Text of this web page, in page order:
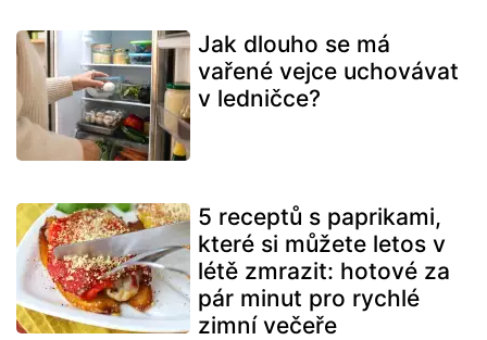
Jak dlouho se má
vařené vejce uchovávat
v ledničce?
5 receptů s paprikami,
které si můžete letos v
létě zmrazit: hotové za
pár minut pro rychlé
zimní večeře